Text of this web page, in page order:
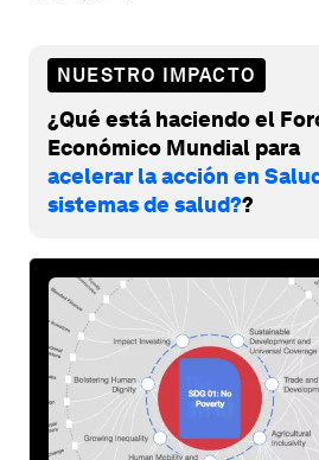
NUESTRO IMPACTO
¿Qué está haciendo el
Económico Mundial para
acelerar la acción en
sistemas de salud??